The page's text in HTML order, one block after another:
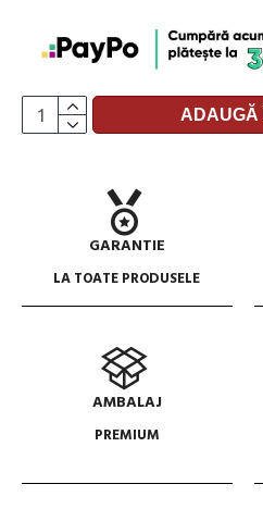
ADAUGĂ
GARANTIE
LA TOATE PRODUSELE
AMBALAJ
PREMIUM